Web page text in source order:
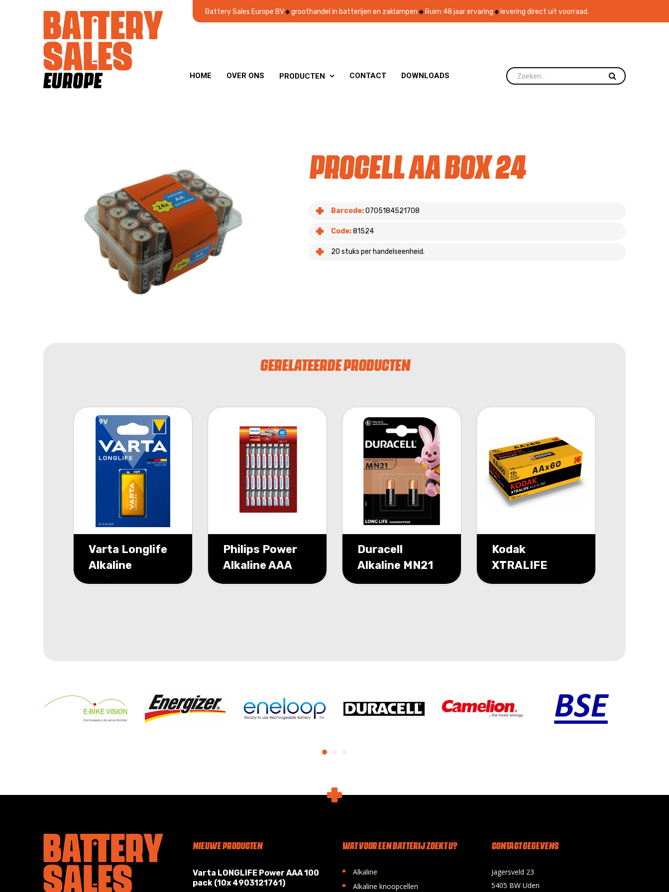
Battery Sales Europe BV groothandel in batterijen en zaklampen Ruim 48 jaar ervaring levering direct uit voorraad.
HOME OVER ONS PRODUCTEN  CONTACT DOWNLOADS
Procell AA box 24
Barcode:0705184521708
Code:81524
20 stuks per handelseenheid.
GERELATEERDE PRODUCTEN
Varta Longlife
Alkaline
9V/6LR61
Philips Power
Alkaline AAA
40-foil flat
Duracell
Alkaline MN21
12v blister 2
Kodak
XTRALIFE
alkaline AA
NIEUWE PRODUCTEN
Varta LONGLIFE Power AAA 100
pack (10x 4903121761)
WAT VOOR EEN BATTERIJ ZOEKT U?
• Alkaline
• Alkaline knoopcellen
CONTACT GEGEVENS
Jagersveld 23
5405 BW Uden